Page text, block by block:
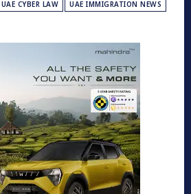
UAE CYBER LAW UAE IMMIGRATION NEWS